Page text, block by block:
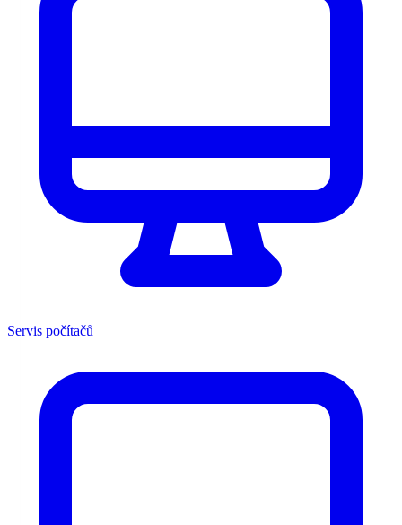
Servis počítačů